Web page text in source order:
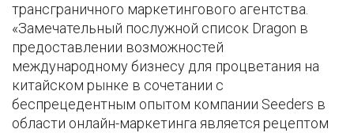
трансграничного маркетингового агентства.
«Замечательный послужной список Dragon в
предоставлении возможностей
международному бизнесу для процветания на
китайском рынке в сочетании с
беспрецедентным опытом компании Seeders в
области онлайн-маркетинга является рецептом